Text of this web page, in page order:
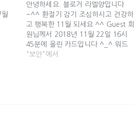
다
안녕하세요. 블로거 라엘양입니다
~^^ 환절기 감기 조심하시고 건강하
고 행복한 11월 되세요 ^^ Guest 회
원님께서 2018년 11월 22일 16시
45분에 올린 카드입니다 ^_^ 워드
프레스 웹사이트 보안을 위한 10가
"보안"에서